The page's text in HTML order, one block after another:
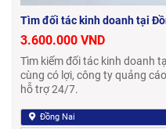
Tìm đối tác kinh doanh tại
3.600.000 VND
Tìm kiếm đối tác kinh doanh
cùng có lợi, công ty quảng
hỗ trợ 24/7.
Đồng Nai